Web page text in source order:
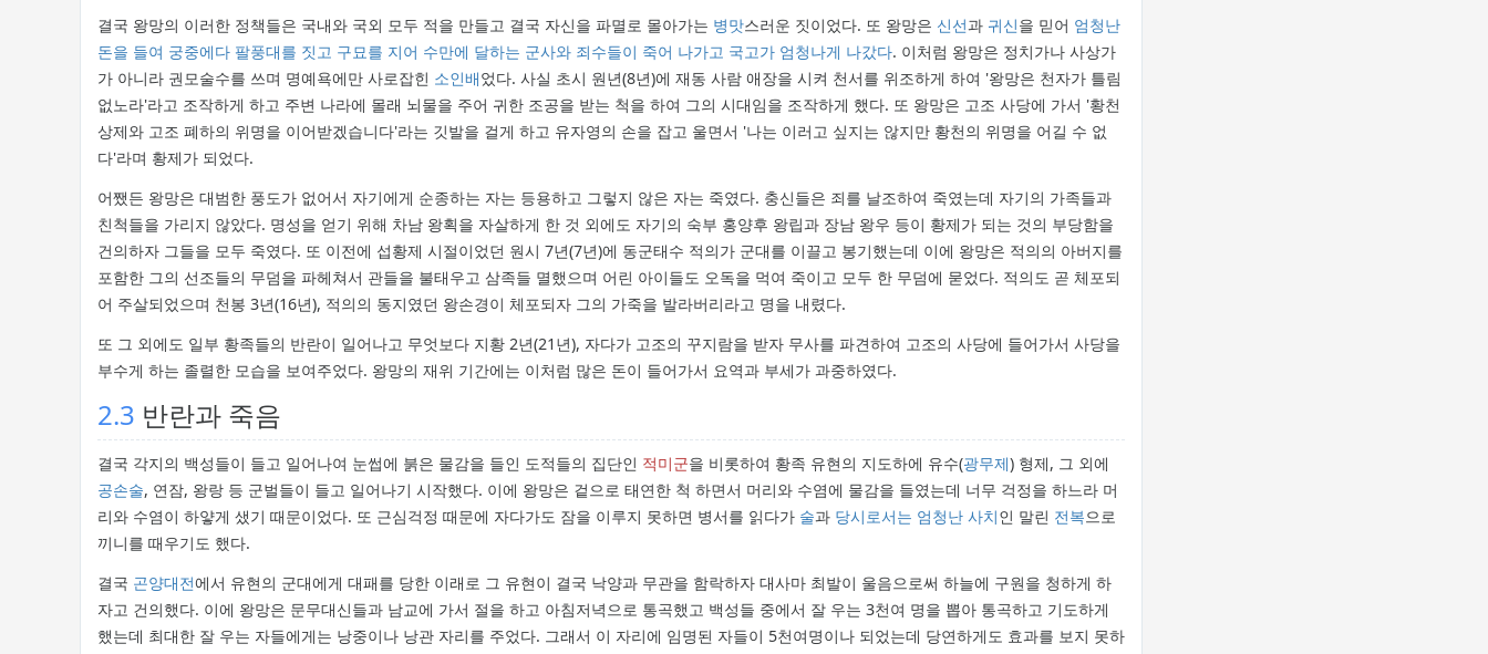
결국 왕망의 이러한 정책들은 국내와 국외 모두 적을 만들고 결국 자신을 파멸로 몰아가는 병맛스러운 짓이었다. 또 왕망은 신선과 귀신을 믿어 엄청난
돈을 들여 궁중에다 팔풍대를 짓고 구묘를 지어 수만에 달하는 군사와 죄수들이 죽어 나가고 국고가 엄청나게 나갔다. 이처럼 왕망은 정치가나 사상가
가 아니라 권모술수를 쓰며 명예욕에만 사로잡힌 소인배었다. 사실 초시 원년(8년)에 재동 사람 애장을 시켜 천서를 위조하게 하여 '왕망은 천자가 틀림
없노라'라고 조작하게 하고 주변 나라에 몰래 뇌물을 주어 귀한 조공을 받는 척을 하여 그의 시대임을 조작하게 했다. 또 왕망은 고조 사당에 가서 '황천
상제와 고조 폐하의 위명을 이어받겠습니다'라는 깃발을 걸게 하고 유자영의 손을 잡고 울면서 '나는 이러고 싶지는 않지만 황천의 위명을 어길 수 없
다'라며 황제가 되었다.
어쨌든 왕망은 대범한 풍도가 없어서 자기에게 순종하는 자는 등용하고 그렇지 않은 자는 죽였다. 충신들은 죄를 날조하여 죽였는데 자기의 가족들과
친척들을 가리지 않았다. 명성을 얻기 위해 차남 왕획을 자살하게 한 것 외에도 자기의 숙부 홍양후 왕립과 장남 왕우 등이 황제가 되는 것의 부당함을
건의하자 그들을 모두 죽였다. 또 이전에 섭황제 시절이었던 원시 7년(7년)에 동군태수 적의가 군대를 이끌고 봉기했는데 이에 왕망은 적의의 아버지를
포함한 그의 선조들의 무덤을 파헤쳐서 관들을 불태우고 삼족들 멸했으며 어린 아이들도 오독을 먹여 죽이고 모두 한 무덤에 묻었다. 적의도 곧 체포되
어 주살되었으며 천봉 3년(16년), 적의의 동지였던 왕손경이 체포되자 그의 가죽을 발라버리라고 명을 내렸다.
또 그 외에도 일부 황족들의 반란이 일어나고 무엇보다 지황 2년(21년), 자다가 고조의 꾸지람을 받자 무사를 파견하여 고조의 사당에 들어가서 사당을
부수게 하는 졸렬한 모습을 보여주었다. 왕망의 재위 기간에는 이처럼 많은 돈이 들어가서 요역과 부세가 과중하였다.
2.3 반란과 죽음
결국 각지의 백성들이 들고 일어나여 눈썹에 붉은 물감을 들인 도적들의 집단인 적미군을 비롯하여 황족 유현의 지도하에 유수(광무제) 형제, 그 외에
공손술, 연잠, 왕랑 등 군벌들이 들고 일어나기 시작했다. 이에 왕망은 겉으로 태연한 척 하면서 머리와 수염에 물감을 들였는데 너무 걱정을 하느라 머
리와 수염이 하얗게 샜기 때문이었다. 또 근심걱정 때문에 자다가도 잠을 이루지 못하면 병서를 읽다가 술과 당시로서는 엄청난 사치인 말린 전복으로
끼니를 때우기도 했다.
결국 곤양대전에서 유현의 군대에게 대패를 당한 이래로 그 유현이 결국 낙양과 무관을 함락하자 대사마 최발이 울음으로써 하늘에 구원을 청하게 하
자고 건의했다. 이에 왕망은 문무대신들과 남교에 가서 절을 하고 아침저녁으로 통곡했고 백성들 중에서 잘 우는 3천여 명을 뽑아 통곡하고 기도하게
했는데 최대한 잘 우는 자들에게는 낭중이나 낭관 자리를 주었다. 그래서 이 자리에 임명된 자들이 5천여명이나 되었는데 당연하게도 효과를 보지 못하